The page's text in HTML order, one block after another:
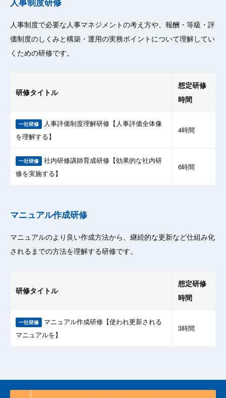
人事制度で必要な人事マネジメントの考え方や、報酬・等級・評
価制度のしくみと構築・運用の実務ポイントについて理解してい
くための研修です。
研修タイトル
想定研修
時間
一社研修 人事評価制度理解研修【人事評価全体像
を理解する】
4時間
一社研修 社内研修講師育成研修【効果的な社内研
修を実施する】
6時間
マニュアル作成研修
マニュアルのより良い作成方法から、継続的な更新など仕組み化
されるまでの方法を理解する研修です。
研修タイトル
想定研修
時間
一社研修 マニュアル作成研修【使われ更新される
マニュアルを】
3時間